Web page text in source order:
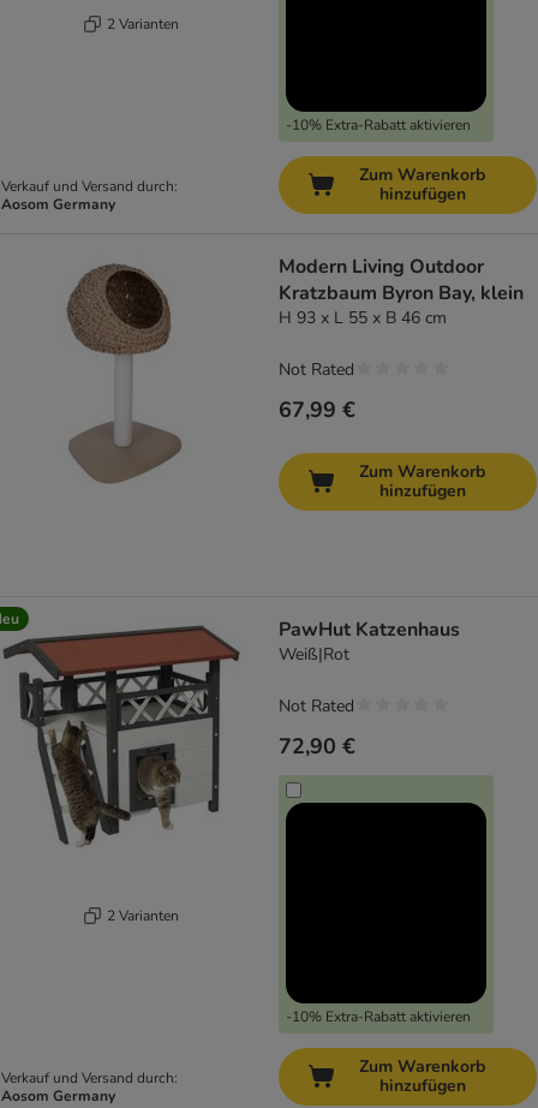
2 Varianten
Verkauf und Versand durch:
Aosom Germany
-10% Extra-Rabatt aktivieren
Zum Warenkorb
hinzufügen
Modern Living Outdoor
Kratzbaum Byron Bay, klein
H 93 x L 55 x B 46 cm
67,99 €
Not Rated
Zum Warenkorb
hinzufügen
2 Varianten
Verkauf und Versand durch:
Aosom Germany
PawHut Katzenhaus
Weiß|Rot
72,90 €
-10% Extra-Rabatt aktivieren
Not Rated
Zum Warenkorb
hinzufügen